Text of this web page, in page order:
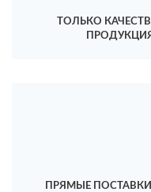
ТОЛЬКО
ПРЯМЫЕ